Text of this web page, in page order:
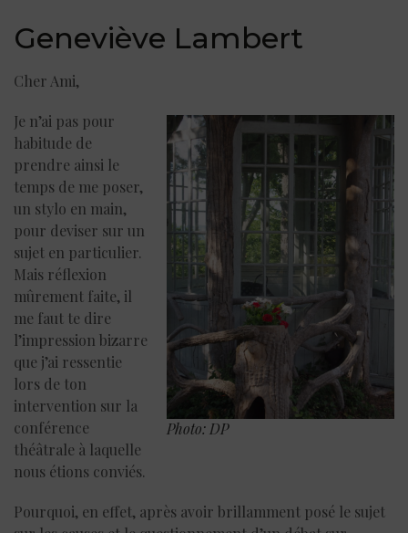
Geneviève Lambert
Cher Ami,
Photo: DP
Je n’ai pas pour
habitude de
prendre ainsi le
temps de me poser,
un stylo en main,
pour deviser sur un
sujet en particulier.
Mais réflexion
mûrement faite, il
me faut te dire
l’impression bizarre
que j’ai ressentie
lors de ton
intervention sur la
conférence
théâtrale à laquelle
nous étions conviés.
Pourquoi, en effet, après avoir brillamment posé le sujet